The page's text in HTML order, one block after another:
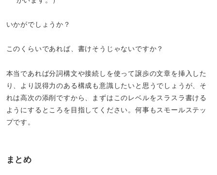
いかがでしょうか？
このくらいであれば、書けそうじゃないですか？
本当であれば分詞構文や接続しを使って譲歩の文章を挿入した
り、より説得力のある構成も意識したいと思うでしょうが、そ
れは高次の添削ですから、まずはこのレベルをスラスラ書ける
ようにするところを目指してください。何事もスモールステッ
プです。
まとめ